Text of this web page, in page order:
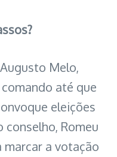
Melo,
até que
eleições
Romeu
marcar a votação